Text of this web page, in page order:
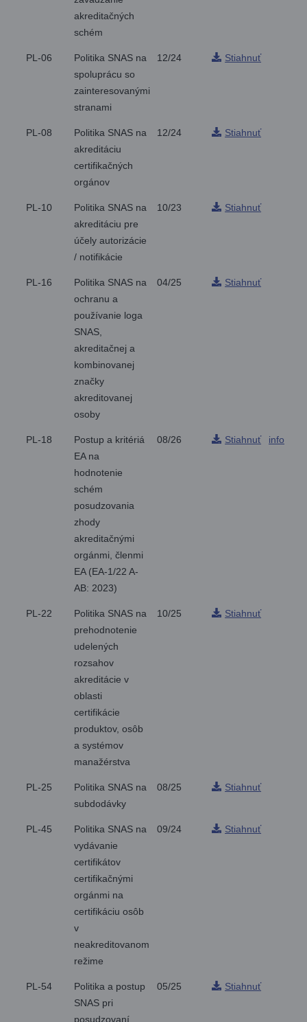
akreditačných
schém
PL-06
Politika SNAS na
spoluprácu so
zainteresovanými
stranami
12/24 Stiahnuť
PL-08
Politika SNAS na
akreditáciu
certifikačných
orgánov
12/24 Stiahnuť
PL-10
Politika SNAS na
akreditáciu pre
účely autorizácie
/ notifikácie
10/23 Stiahnuť
PL-16
Politika SNAS na
ochranu a
používanie loga
SNAS,
akreditačnej a
kombinovanej
značky
akreditovanej
osoby
04/25 Stiahnuť
PL-18
Postup a kritériá
EA na
hodnotenie
schém
posudzovania
zhody
akreditačnými
orgánmi, členmi
EA (EA-1/22 A-
AB: 2023)
08/26 Stiahnuť info
PL-22
Politika SNAS na
prehodnotenie
udelených
rozsahov
akreditácie v
oblasti
certifikácie
produktov, osôb
a systémov
manažérstva
10/25 Stiahnuť
PL-25
Politika SNAS na
subdodávky
08/25 Stiahnuť
PL-45
Politika SNAS na
vydávanie
certifikátov
certifikačnými
orgánmi na
certifikáciu osôb
v
neakreditovanom
režime
09/24 Stiahnuť
PL-54
Politika a postup
SNAS pri
posudzovaní
05/25 Stiahnuť